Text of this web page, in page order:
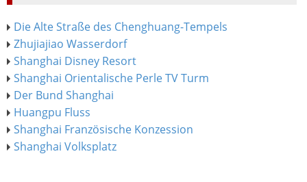
Die Alte Straße des Chenghuang-Tempels
Zhujiajiao Wasserdorf
Shanghai Disney Resort
Shanghai Orientalische Perle TV Turm
Der Bund Shanghai
Huangpu Fluss
Shanghai Französische Konzession
Shanghai Volksplatz